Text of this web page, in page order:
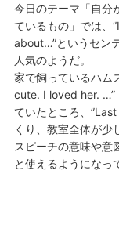
今日のテーマ「自分
ているもの」では、
about…”というセン
人気のようだ。
家で飼っているハム
cute. I loved her. …”
ていたところ、
くり、教室全体が少
スピーチの意味や意
と使えるようになっ